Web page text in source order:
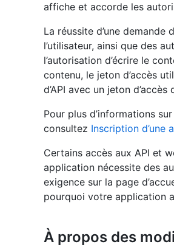
affiche et accorde les
La réussite d’une demande
l’utilisateur, ainsi que des
l’autorisation d’écrire le
contenu, le jeton d’accès
d’API avec un jeton
Pour plus d’informations
consultez Inscription d’une
Certains accès aux API et
application nécessite des
exigence sur la page
pourquoi votre application
À propos des